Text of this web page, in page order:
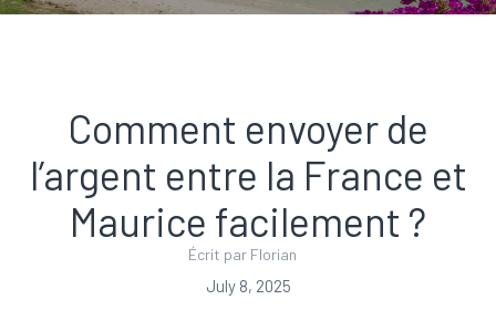
Comment envoyer de
l’argent entre la France et
Maurice facilement ?
Écrit par Florian
July 8, 2025